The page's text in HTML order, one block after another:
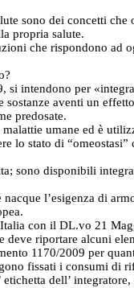
sono dei concetti
propria salute.
che rispondono
intendono per
aventi un
predosate.
umane ed è
lo stato di
sono disponibili
nacque l’esigenza di
con il DL.vo 21
deve riportare alcuni
1170/2009 per
fissati i consumi di
dell’